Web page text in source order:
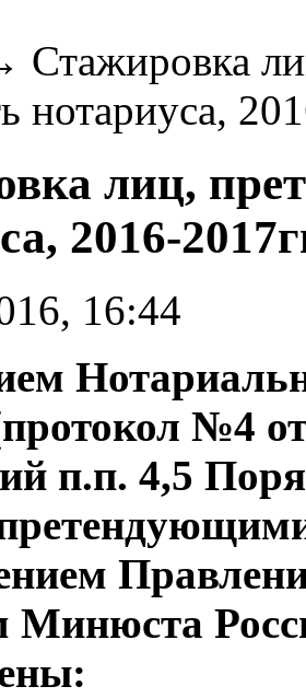
Стажировка
нотариуса,
лиц,
2016-
16:44
№4
п.п. 4,5
Минюста